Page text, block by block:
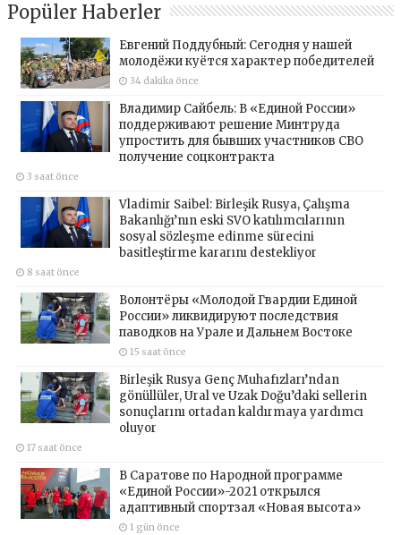
Popüler Haberler
Евгений Поддубный: Сегодня у нашей
молодёжи куётся характер победителей
34 dakika önce
Владимир Сайбель: В «Единой России»
поддерживают решение Минтруда
упростить для бывших участников СВО
получение соцконтракта
3 saat önce
Vladimir Saibel: Birleşik Rusya, Çalışma
Bakanlığı’nın eski SVO katılımcılarının
sosyal sözleşme edinme sürecini
basitleştirme kararını destekliyor
8 saat önce
Волонтёры «Молодой Гвардии Единой
России» ликвидируют последствия
паводков на Урале и Дальнем Востоке
15 saat önce
Birleşik Rusya Genç Muhafızları’ndan
gönüllüler, Ural ve Uzak Doğu’daki sellerin
sonuçlarını ortadan kaldırmaya yardımcı
oluyor
17 saat önce
В Саратове по Народной программе
«Единой России»-2021 открылся
адаптивный спортзал «Новая высота»
1 gün önce